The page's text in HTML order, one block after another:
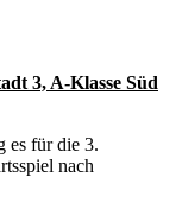
3, A-Klasse Süd
es für die 3.
nach